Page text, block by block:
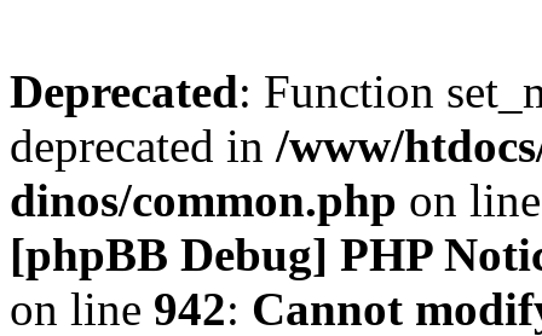
Deprecated: Function
deprecated in /www/
dinos/common.php on
[phpBB Debug] PHP
on line 942: Cannot